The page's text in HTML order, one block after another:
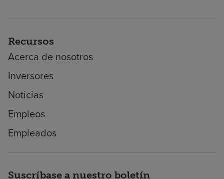
Recursos
Acerca de nosotros
Inversores
Noticias
Empleos
Empleados
Suscríbase a nuestro boletín